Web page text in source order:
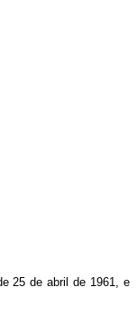
25 de abril de 1961, e